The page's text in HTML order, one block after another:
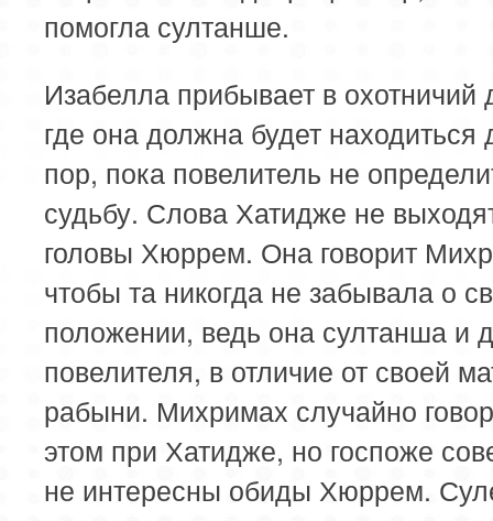
помогла султанше.
Изабелла прибывает в охотничий
где она должна будет находиться
пор, пока повелитель не
судьбу. Слова Хатидже не
головы Хюррем. Она говорит
чтобы та никогда не забывала о
положении, ведь она султанша и
повелителя, в отличие от своей
рабыни. Михримах случайно
этом при Хатидже, но госпоже
не интересны обиды Хюррем.